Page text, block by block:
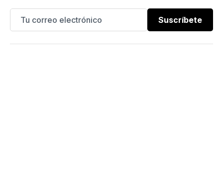
Suscríbete